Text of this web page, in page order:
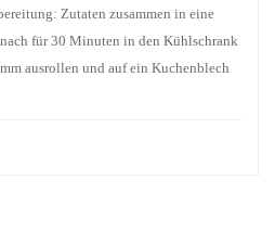
Zutaten zusammen in eine
für 30 Minuten in den Kühlschrank
ausrollen und auf ein Kuchenblech